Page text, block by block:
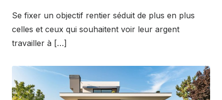
Se fixer un objectif rentier séduit de plus en plus
celles et ceux qui souhaitent voir leur argent
travailler à […]